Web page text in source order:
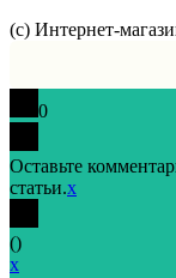
(с) Интернет-
0
Оставьте
статьи.x
()
x